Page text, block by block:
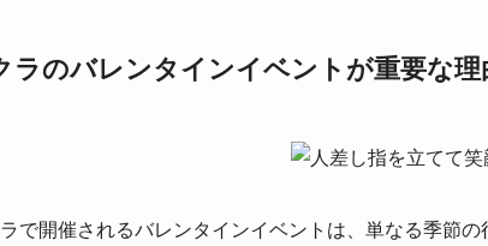
ラのバレンタインイベントが重要な理
で開催されるバレンタインイベントは、単なる季節